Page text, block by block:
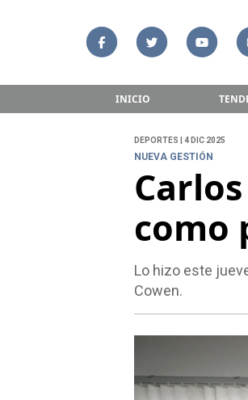
INICIO
DEPORTES | 4 DIC 2025
NUEVA GESTIÓN
como
Lo hizo este
Cowen.